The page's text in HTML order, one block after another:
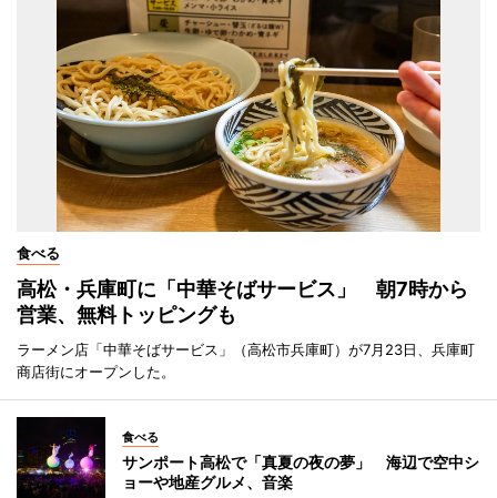
食べる
高松・兵庫町に「中華そばサービス」 朝7時から
営業、無料トッピングも
ラーメン店「中華そばサービス」（高松市兵庫町）が7月23日、兵庫町
商店街にオープンした。
食べる
サンポート高松で「真夏の夜の夢」 海辺で空中シ
ョーや地産グルメ、音楽